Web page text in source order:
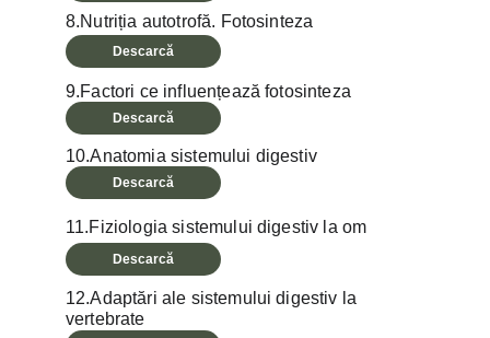
8.Nutriția autotrofă. Fotosinteza
Descarcă
9.Factori ce influențează fotosinteza
Descarcă
10.Anatomia sistemului digestiv
Descarcă
11.Fiziologia sistemului digestiv la om
Descarcă
12.Adaptări ale sistemului digestiv la
vertebrate